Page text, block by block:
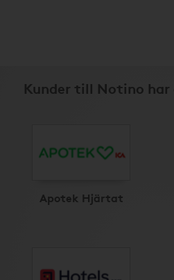
Kunder till Notino
Apotek Hjärtat